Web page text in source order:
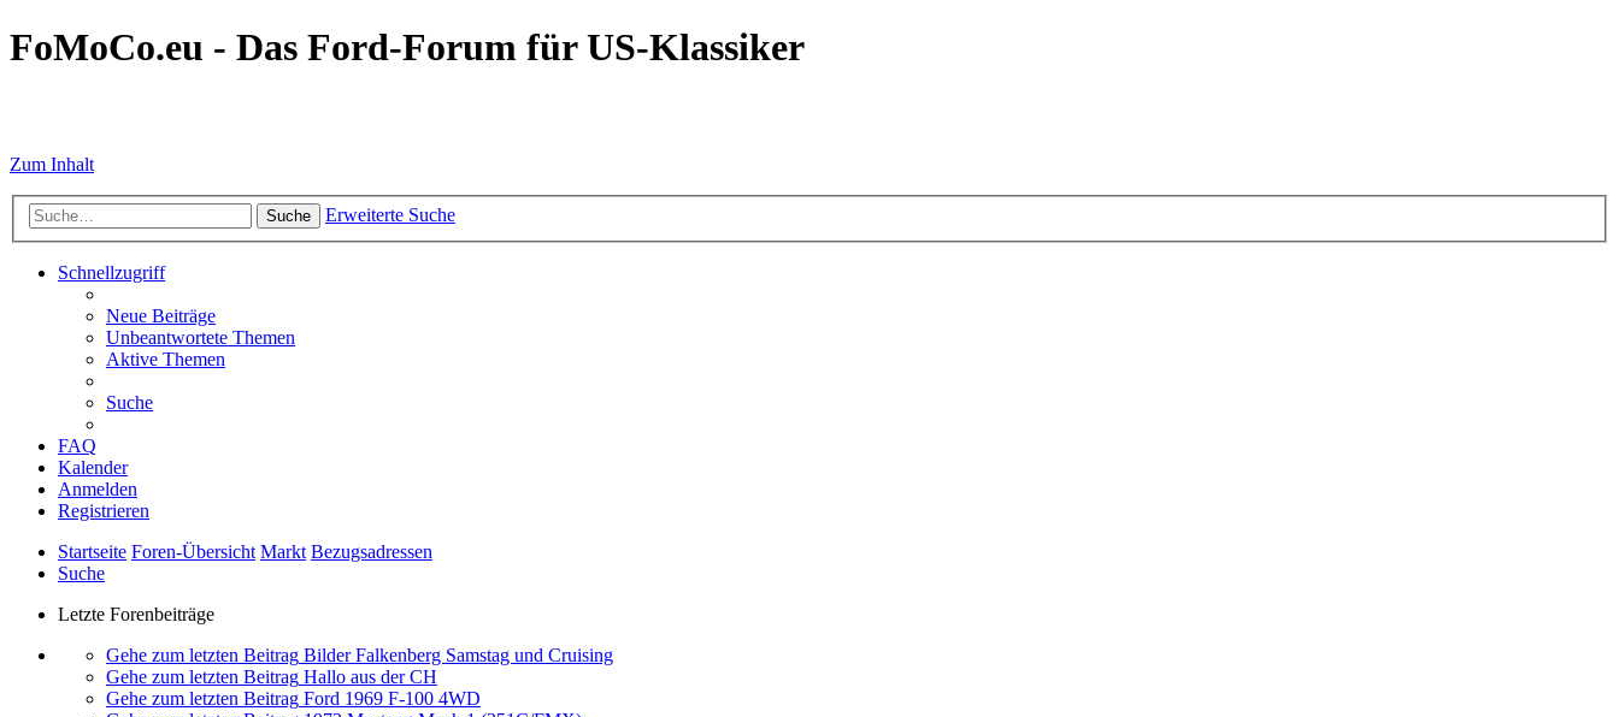
FoMoCo.eu - Das Ford-Forum für US-Klassiker
Zum Inhalt
Suche Erweiterte Suche
Schnellzugriff
Neue Beiträge
Unbeantwortete Themen
Aktive Themen
Suche
FAQ
Kalender
Anmelden
Registrieren
Startseite Foren-Übersicht Markt Bezugsadressen
Suche
Letzte Forenbeiträge
Gehe zum letzten Beitrag Bilder Falkenberg Samstag und Cruising
Gehe zum letzten Beitrag Hallo aus der CH
Gehe zum letzten Beitrag Ford 1969 F-100 4WD